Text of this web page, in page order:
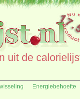
uit de
Energiebehoefte